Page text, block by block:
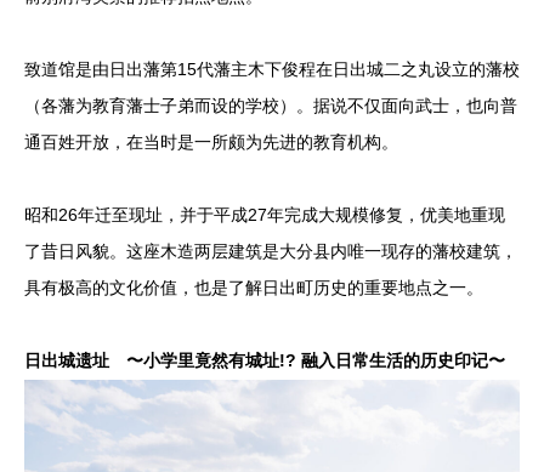
致道馆是由日出藩第15代藩主木下俊程在日出城二之丸设立的藩校
（各藩为教育藩士子弟而设的学校）。据说不仅面向武士，也向普
通百姓开放，在当时是一所颇为先进的教育机构。
昭和26年迁至现址，并于平成27年完成大规模修复，优美地重现
了昔日风貌。这座木造两层建筑是大分县内唯一现存的藩校建筑，
具有极高的文化价值，也是了解日出町历史的重要地点之一。
日出城遗址 〜小学里竟然有城址!? 融入日常生活的历史印记〜